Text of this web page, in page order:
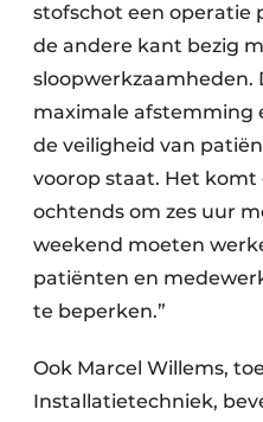
stofschot een operatie
de andere kant bezig
sloopwerkzaamheden.
maximale afstemming
de veiligheid van
voorop staat. Het komt
ochtends om zes uur
weekend moeten
patiënten en
te beperken.”
Ook Marcel Willems,
Installatietechniek,